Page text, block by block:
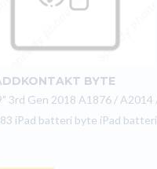
BYTE
3rd Gen 2018 A1876 / A2014
iPad batteri byte iPad